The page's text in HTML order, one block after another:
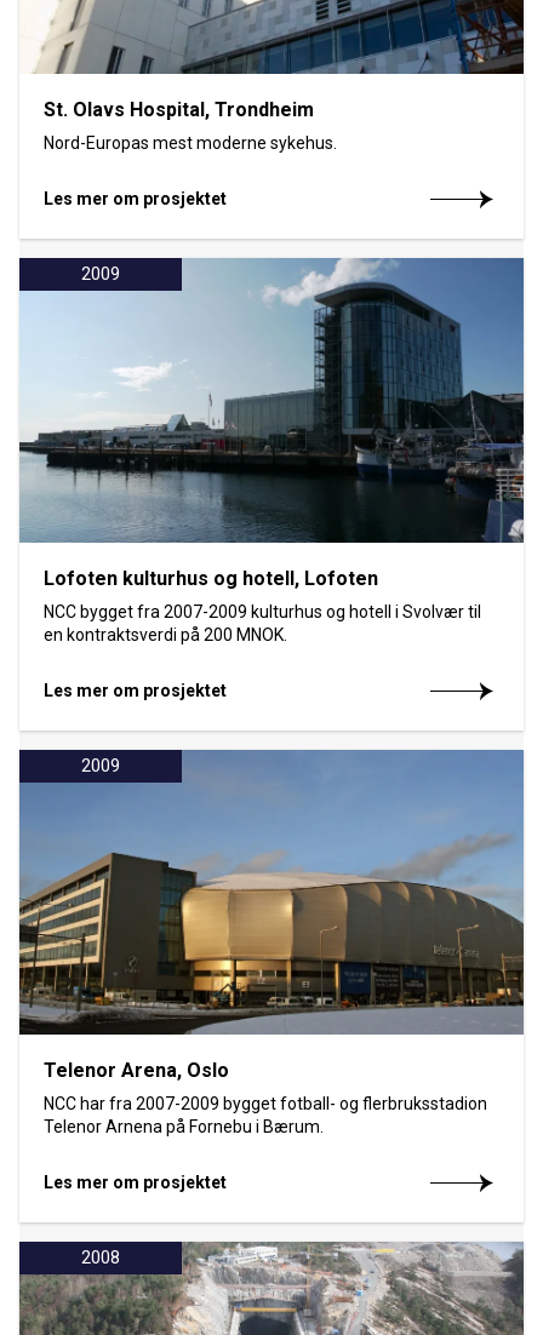
St. Olavs Hospital, Trondheim
Nord-Europas mest moderne sykehus.
Les mer om prosjektet
2009
Lofoten kulturhus og hotell, Lofoten
NCC bygget fra 2007-2009 kulturhus og hotell i Svolvær til
en kontraktsverdi på 200 MNOK.
Les mer om prosjektet
2009
Telenor Arena, Oslo
NCC har fra 2007-2009 bygget fotball- og flerbruksstadion
Telenor Arnena på Fornebu i Bærum.
Les mer om prosjektet
2008